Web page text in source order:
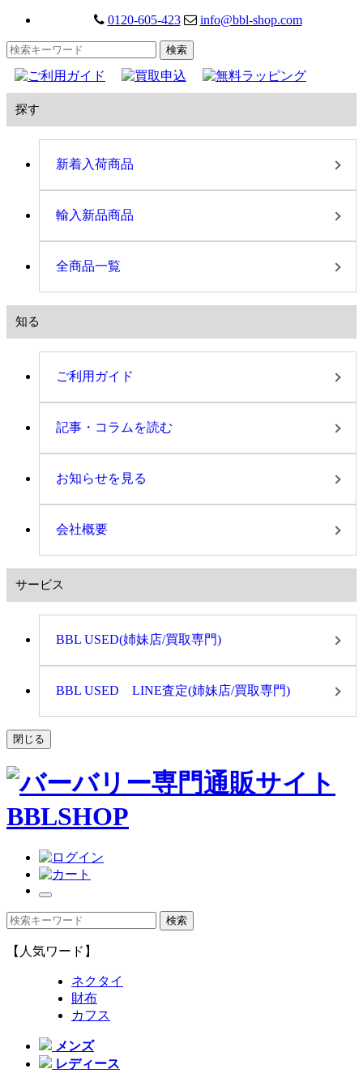
0120-605-423 info@bbl-shop.com
探す
新着入荷商品
輸入新品商品
全商品一覧
知る
ご利用ガイド
記事・コラムを読む
お知らせを見る
会社概要
サービス
BBL USED(姉妹店/買取専門)
BBL USED LINE査定(姉妹店/買取専門)
閉じる
【人気ワード】
ネクタイ
財布
カフス
メンズ
レディース